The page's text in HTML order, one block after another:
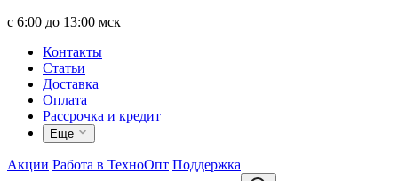
c 6:00 до 13:00 мск
Контакты
Статьи
Доставка
Оплата
Рассрочка и кредит
Еще
Акции Работа в ТехноОпт Поддержка